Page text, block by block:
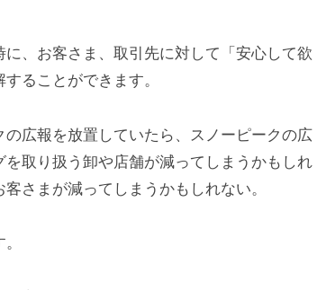
、お客さま、取引先に対して「安心して欲
ることができます。
広報を放置していたら、スノーピークの広
取り扱う卸や店舗が減ってしまうかもしれ
さまが減ってしまうかもしれない。